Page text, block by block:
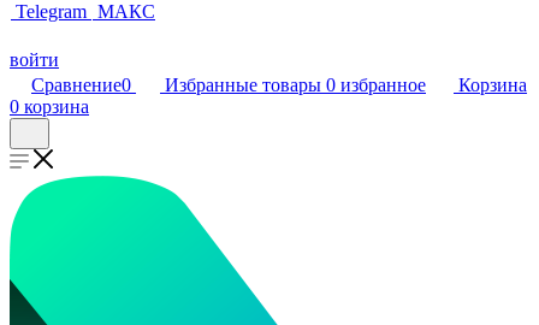
Telegram МАКС
войти
Сравнение0 Избранные товары 0 избранное
Корзина
0 корзина